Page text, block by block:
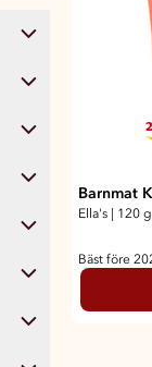
475
35
65
46
76
92
143
46
24
18
41
433
77
42
220
133
14
21
345
75
104
Barnmat
Ella's 120 g
Bäst före